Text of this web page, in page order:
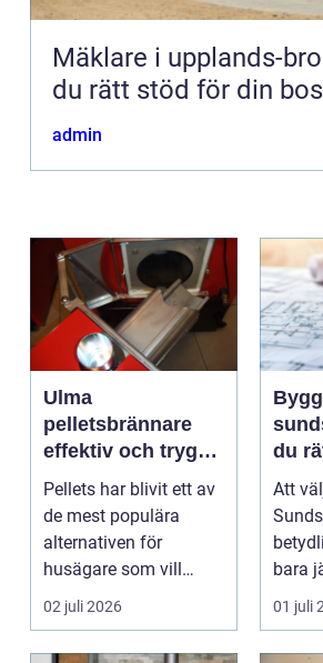
Mäklare i upplands-bro så hittar
du rätt stöd för din
admin
Ulma
pelletsbrännare
effektiv och trygg
värme med pellets
Pellets har blivit ett av
de mest populära
alternativen för
husägare som vill
kombinera låga
uppvärm...
02 juli 2026
sundsvall
du
ditt
Att
bara
bygge
01 juli